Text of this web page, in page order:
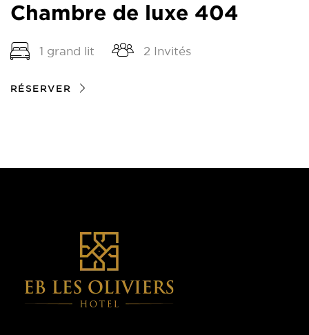
Chambre de luxe 404
1 grand lit 2 Invités
RÉSERVER